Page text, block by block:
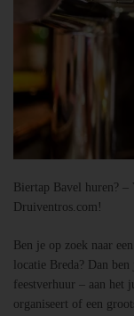
Biertap Bavel huren?
Druiventros.com!
Ben je op zoek naar
locatie Breda? Dan
feestverhuur – aan het
organiseert of een